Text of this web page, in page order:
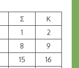
Σ
Κ
1
2
8
9
15
16